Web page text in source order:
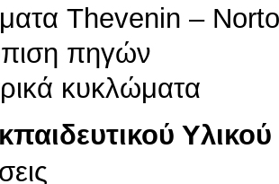
Thevenin –
πηγών
κυκλώματα
Υλικού